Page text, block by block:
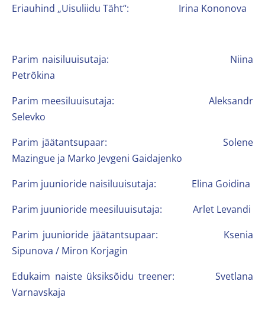
Eriauhind „Uisuliidu Täht“: Irina Kononova
Parim naisiluuisutaja: Niina
Petrõkina
Parim meesiluuisutaja: Aleksandr
Selevko
Parim jäätantsupaar: Solene
Mazingue ja Marko Jevgeni Gaidajenko
Parim juunioride naisiluuisutaja: Elina Goidina
Parim juunioride meesiluuisutaja: Arlet Levandi
Parim juunioride jäätantsupaar: Ksenia
Sipunova / Miron Korjagin
Edukaim naiste üksiksõidu treener: Svetlana
Varnavskaja